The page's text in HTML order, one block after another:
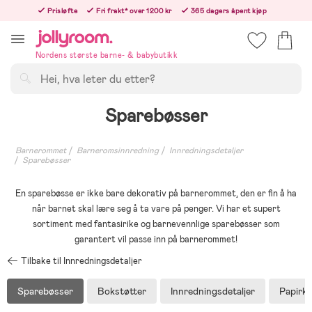
innehållet
Prisløfte Fri frakt* over 1200 kr
365 dagers åpent kjøp
Nordens største barne- & babybutikk
Sparebøsser
Barnerommet Barneromsinnredning
Innredningsdetaljer
Sparebøsser
En sparebøsse er ikke bare dekorativ på barnerommet, den er fin å ha
når barnet skal lære seg å ta vare på penger. Vi har et supert
sortiment med fantasirike og barnevennlige sparebøsser som
garantert vil passe inn på barnerommet!
Tilbake til Innredningsdetaljer
Sparebøsser Bokstøtter Innredningsdetaljer